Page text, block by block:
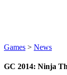
Games > News
GC 2014: Ninja